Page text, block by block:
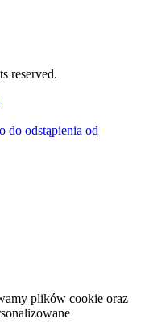
reserved.
do odstąpienia od
plików cookie oraz